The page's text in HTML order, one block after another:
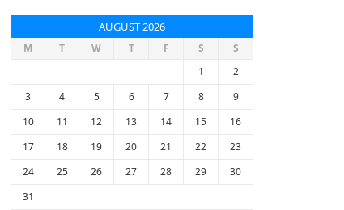
AUGUST 2026
M T W T F S
S
1
2
3
4 5 6 7 8
9
10
11 12 13 14 15
16
17
18 19 20 21 22
23
24
25 26 27 28 29
30
31